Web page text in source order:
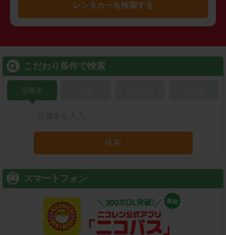
レンタカーを検索する
こだわり条件で検索
店舗名
検索
スマートフォン